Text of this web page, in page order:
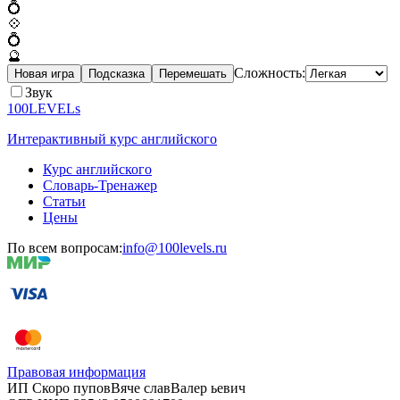
💍
💠
💍
🔮
Новая игра Подсказка Перемешать Сложность:
Звук
100LEVELs
Интерактивный курс английского
Курс английского
Словарь-Тренажер
Статьи
Цены
По всем вопросам:info@100levels.ru
Правовая информация
ИП Скоро пуповВяче славВалер ьевич